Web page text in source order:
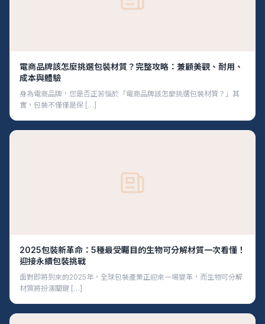
電商品牌該怎麼挑選包裝材質？完整攻略：兼顧美觀、耐用、
成本與體驗
身為電商品牌，您是否正苦惱於「電商品牌該怎麼挑選包裝材質？」其
實，包裝不僅僅是保 […]
2025包裝新革命：5種最受矚目的生物可分解材質一次看懂！
迎接永續包裝挑戰
面對即將到來的2025年，全球包裝產業正迎來一場變革，而生物可分解
材質將扮演關鍵 […]